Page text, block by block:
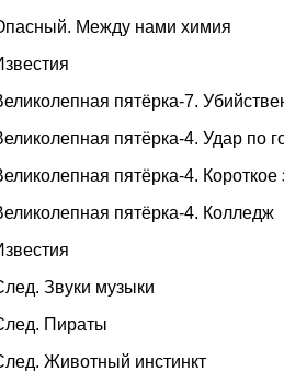
Между нами химия
пятёрка-7.
пятёрка-4. Удар по
пятёрка-4.
пятёрка-4. Колледж
Звуки музыки
Пираты
Животный инстинкт